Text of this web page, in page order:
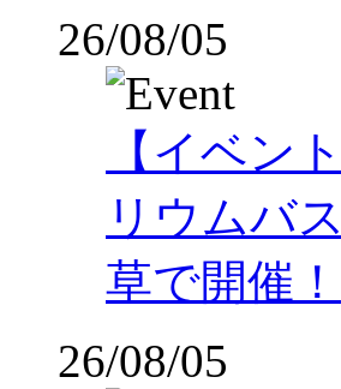
26/08/05
【イベン
リウムバ
草で開催！
26/08/05